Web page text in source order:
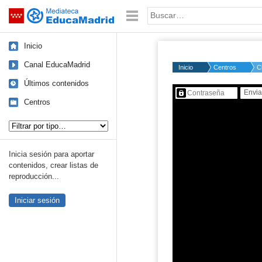
Saltar navegación Palabra o frase:
Inicio
Canal EducaMadrid
Últimos contenidos
Centros
Inicia sesión para aportar
contenidos, crear listas de
reproducción...
Iniciar sesión
Inicio Centros
Contenido protegido…